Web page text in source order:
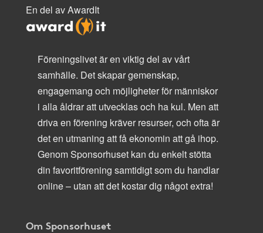
En del av AwardIt
Föreningslivet är en viktig del av vårt
samhälle. Det skapar gemenskap,
engagemang och möjligheter för människor
i alla åldrar att utvecklas och ha kul. Men att
driva en förening kräver resurser, och ofta är
det en utmaning att få ekonomin att gå ihop.
Genom Sponsorhuset kan du enkelt stötta
din favoritförening samtidigt som du handlar
online – utan att det kostar dig något extra!
Om Sponsorhuset